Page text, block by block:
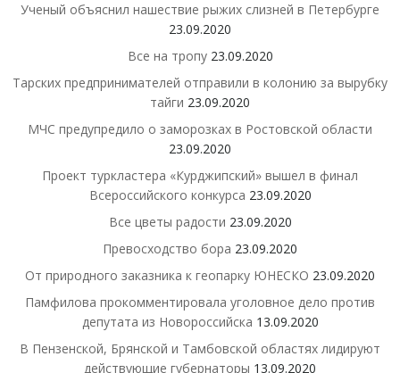
Ученый объяснил нашествие рыжих слизней в Петербурге
23.09.2020
Все на тропу 23.09.2020
Тарских предпринимателей отправили в колонию за вырубку
тайги 23.09.2020
МЧС предупредило о заморозках в Ростовской области
23.09.2020
Проект туркластера «Курджипский» вышел в финал
Всероссийского конкурса 23.09.2020
Все цветы радости 23.09.2020
Превосходство бора 23.09.2020
От природного заказника к геопарку ЮНЕСКО 23.09.2020
Памфилова прокомментировала уголовное дело против
депутата из Новороссийска 13.09.2020
В Пензенской, Брянской и Тамбовской областях лидируют
действующие губернаторы 13.09.2020